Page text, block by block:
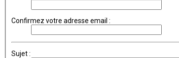
Confirmez votre adresse email :
Sujet :